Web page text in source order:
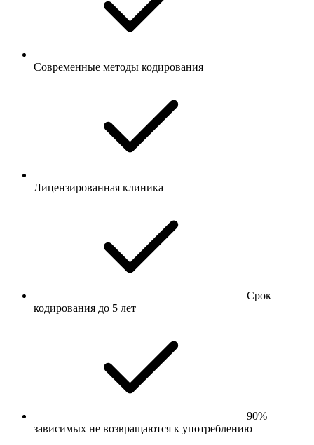
Современные методы кодирования
Лицензированная клиника
Срок
кодирования до 5 лет
90%
зависимых не возвращаются к употреблению